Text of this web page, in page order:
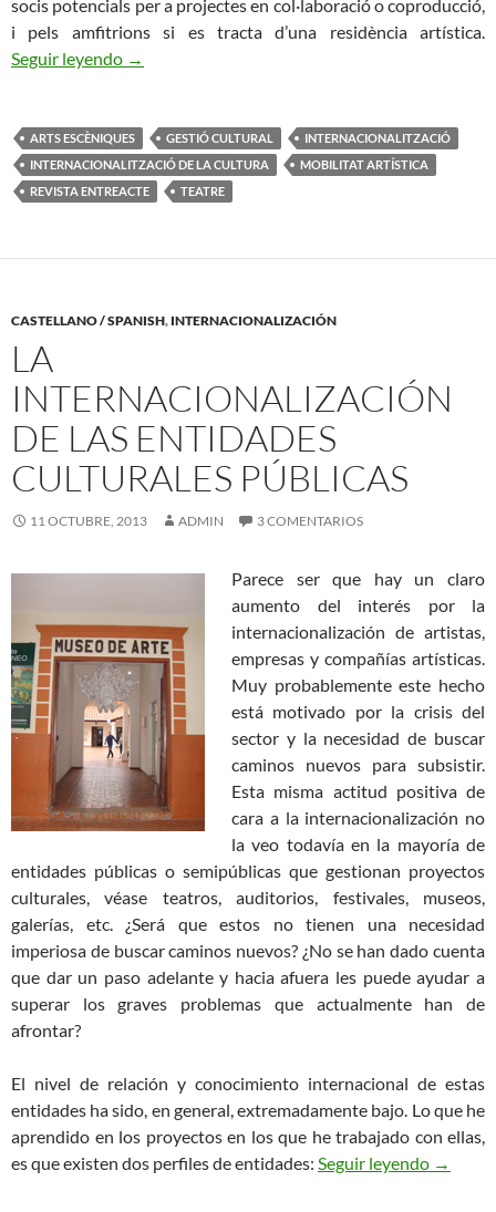
socis potencials per a projectes en col·laboració o coproducció,
i pels amfitrions si es tracta d’una residència artística.
Seguir leyendo ELS INTERMEDIARES DE LA DISTRIBUCIÓ
→
ARTS ESCÈNIQUES GESTIÓ CULTURAL
INTERNACIONALITZACIÓ
INTERNACIONALITZACIÓ DE LA CULTURA
MOBILITAT ARTÍSTICA
REVISTA ENTREACTE
TEATRE
CASTELLANO / SPANISH, INTERNACIONALIZACIÓN
LA
INTERNACIONALIZACIÓN
DE LAS ENTIDADES
CULTURALES PÚBLICAS
11 OCTUBRE, 2013 ADMIN 3 COMENTARIOS
Parece ser que hay un claro
aumento del interés por la
internacionalización de artistas,
empresas y compañías artísticas.
Muy probablemente este hecho
está motivado por la crisis del
sector y la necesidad de buscar
caminos nuevos para subsistir.
Esta misma actitud positiva de
cara a la internacionalización no
la veo todavía en la mayoría de
entidades públicas o semipúblicas que gestionan proyectos
culturales, véase teatros, auditorios, festivales, museos,
galerías, etc. ¿Será que estos no tienen una necesidad
imperiosa de buscar caminos nuevos? ¿No se han dado cuenta
que dar un paso adelante y hacia afuera les puede ayudar a
superar los graves problemas que actualmente han de
afrontar?
El nivel de relación y conocimiento internacional de estas
entidades ha sido, en general, extremadamente bajo. Lo que he
aprendido en los proyectos en los que he trabajado con ellas,
es que existen dos perfiles de entidades: Seguir leyendo La
→